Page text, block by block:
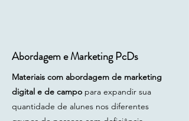
inclusiva Inclusão para pessoas
LGBTQIAPN+ Acessibilidade no
yoga para pessoas LGBTQIAPN+
11. Racismo e preconceitos no
Abordagem e Marketing PcDs
Materiais com abordagem de marketing
digital e de campo para expandir sua
quantidade de alunes nos diferentes